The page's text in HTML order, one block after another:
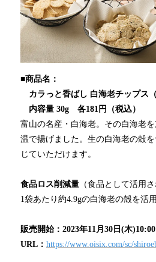
■商品名：
カラっと香ばし 白海老チップス
内容量 30g 各181円（税込）
富山の名産・白海老。その白海老
温で揚げました。生の白海老の殻
じていただけます。
食品ロス削減量 （食品として活用
1袋あたり約4.9gの白海老の殻を活
販売開始：2023年11月30日(木
URL： https://www.oisix.com/sc/